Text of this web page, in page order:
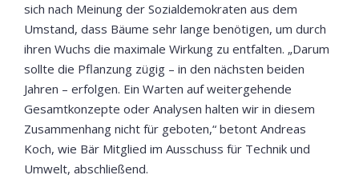
sich nach Meinung der Sozialdemokraten aus dem
Umstand, dass Bäume sehr lange benötigen, um durch
ihren Wuchs die maximale Wirkung zu entfalten. „Darum
sollte die Pflanzung zügig – in den nächsten beiden
Jahren – erfolgen. Ein Warten auf weitergehende
Gesamtkonzepte oder Analysen halten wir in diesem
Zusammenhang nicht für geboten,“ betont Andreas
Koch, wie Bär Mitglied im Ausschuss für Technik und
Umwelt, abschließend.